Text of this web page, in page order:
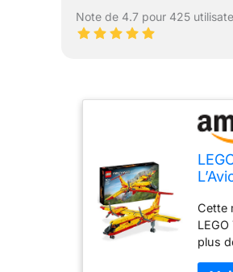
Note de 4.7 pour 425
à
Cette
plus